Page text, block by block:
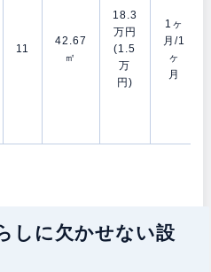
11
42.67
㎡
18.3
万円
(1.5
万
円)
1ヶ
月/1
ヶ
月
しに欠かせない設